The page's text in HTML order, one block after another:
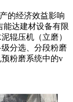
的经济效益影响
能达建材设备有限
辊压机（立磨）
分选、分段粉磨
粉磨系统中的v